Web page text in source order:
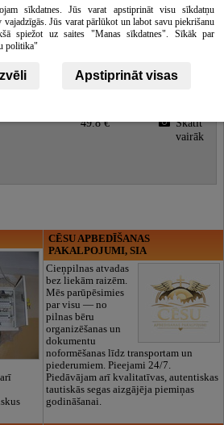
vairāk
49.8 €
Skatīt
vairāk
CĒSU APBEDĪŠANAS
PAKALPOJUMI, SIA
Cieņpilnas atvadas
bez liekām raizēm.
Mēs parūpēsimies
par visu — no
pilnas bēru
organizēšanas un
dokumentu
noformēšanas līdz transportam un
piederumiem. Pieejami 24/7.
Piedāvājam arī kvalitatīvas, autentiskas
tautiskās segas aizgājēja piemiņas
godināšanai.
sīkdatnes. Jūs varat apstiprināt visu sīkdatņu
vajadzīgās. Jūs varat pārlūkot un labot savu piekrišanu
spiežot uz saites "Manas sīkdatnes". Sīkāk par
politika"
Apstiprināt visas